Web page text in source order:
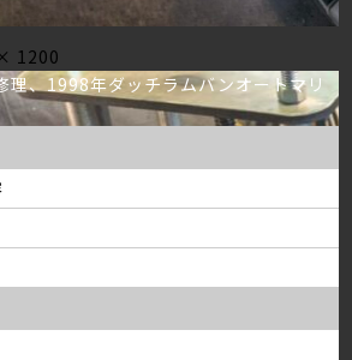
1200
理、1998年ダッチラムバンオートマリ